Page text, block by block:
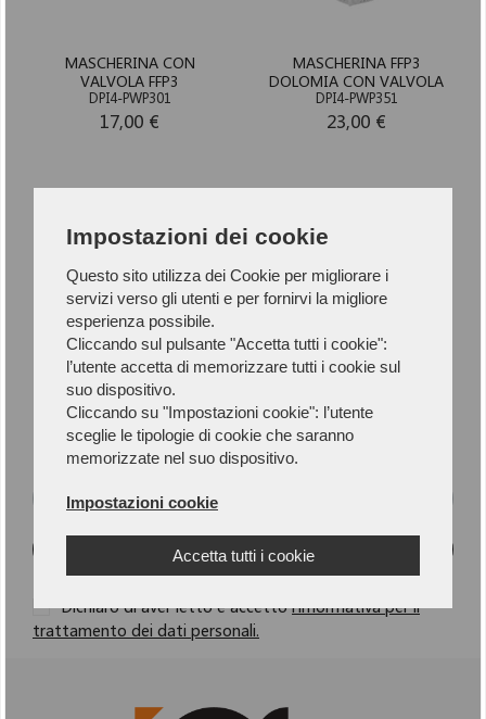
Impostazioni dei cookie
Questo sito utilizza dei Cookie per migliorare i
servizi verso gli utenti e per fornirvi la migliore
esperienza possibile.
Cliccando sul pulsante "Accetta tutti i cookie":
l’utente accetta di memorizzare tutti i cookie sul
suo dispositivo.
Cliccando su "Impostazioni cookie": l’utente
sceglie le tipologie di cookie che saranno
memorizzate nel suo dispositivo.
Impostazioni cookie
Accetta tutti i cookie
MASCHERINA CON
VALVOLA FFP3
DPI4-PWP301
17,00 €
MASCHERINA FFP3
DOLOMIA CON VALVOLA
DPI4-PWP351
23,00 €
Newsletter
Iscriviti alla Newsletter per rimanere
aggiornato.
ISCRIVITI
Dichiaro di aver letto e accettol'informativa per il
trattamento dei dati personali.